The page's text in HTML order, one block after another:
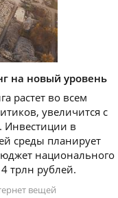
на новый уровень
растет во всем
увеличится с
в
среды планирует
национального
4 трлн рублей.
вещей